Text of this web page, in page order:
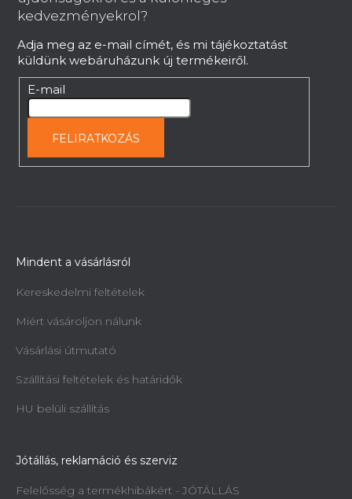
t
s
e
l
e
m
kedvezményekrol?
Adja meg az e-mail címét, és mi tájékoztatást
küldünk webáruházunk új termékeiről.
E-mail
FELIRATKOZÁS
Mindent a vásárlásról
Kereskedelmi feltételek
Miért vásároljon nálunk
Vásárlási útmutató
Szállítási feltételek és határidők
HU belüli szállítás
Jótállás, reklamáció és szerviz
Felelősség a termékhibákért - JÓTÁLLÁS